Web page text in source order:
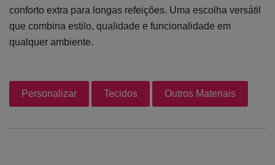
conforto extra para longas refeições. Uma escolha versátil
que combina estilo, qualidade e funcionalidade em
qualquer ambiente.
Personalizar Tecidos Outros Materiais